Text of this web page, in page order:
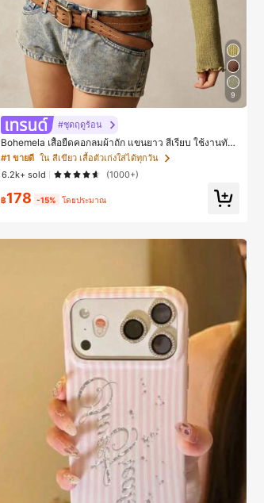
9
#ชุดฤดูร้อน
Bohemela เสื้อยืดคอกลมผ้าถัก แขนยาว สีเรียบ ใช้งานทั่วไ
ป สำหรับผู้หญิง
#1 ขายดี ใน สีเขียว เสื้อตัวเก่งใส่ได้ทุกวัน
6.2k+ sold
(1000+)
฿178 -15% โดยประมาณ